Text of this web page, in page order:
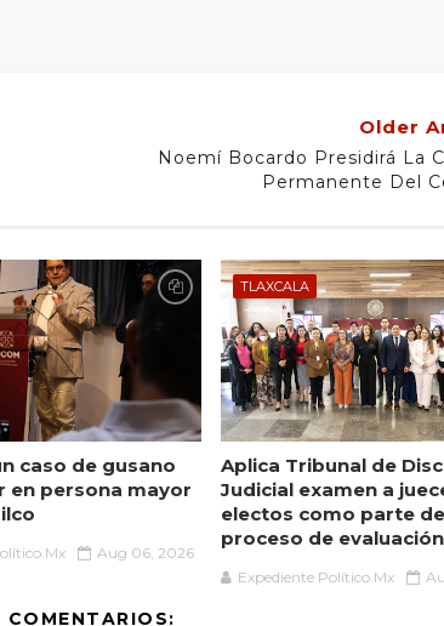
Older
Noemí Bocardo Presidirá La
Permanente Del
caso de gusano
en persona mayor
Aug 06, 2026
TLAXCALA
Aplica Tribunal de
Judicial examen a
electos como parte
proceso de evaluación
Expediente Político.Mx
COMENTARIOS: